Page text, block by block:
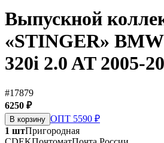
Выпускной
«STINGER»
320i 2.0 AT 2005-
#17879
6250 ₽
В корзину ОПТ 5590 ₽
1 штПригородная